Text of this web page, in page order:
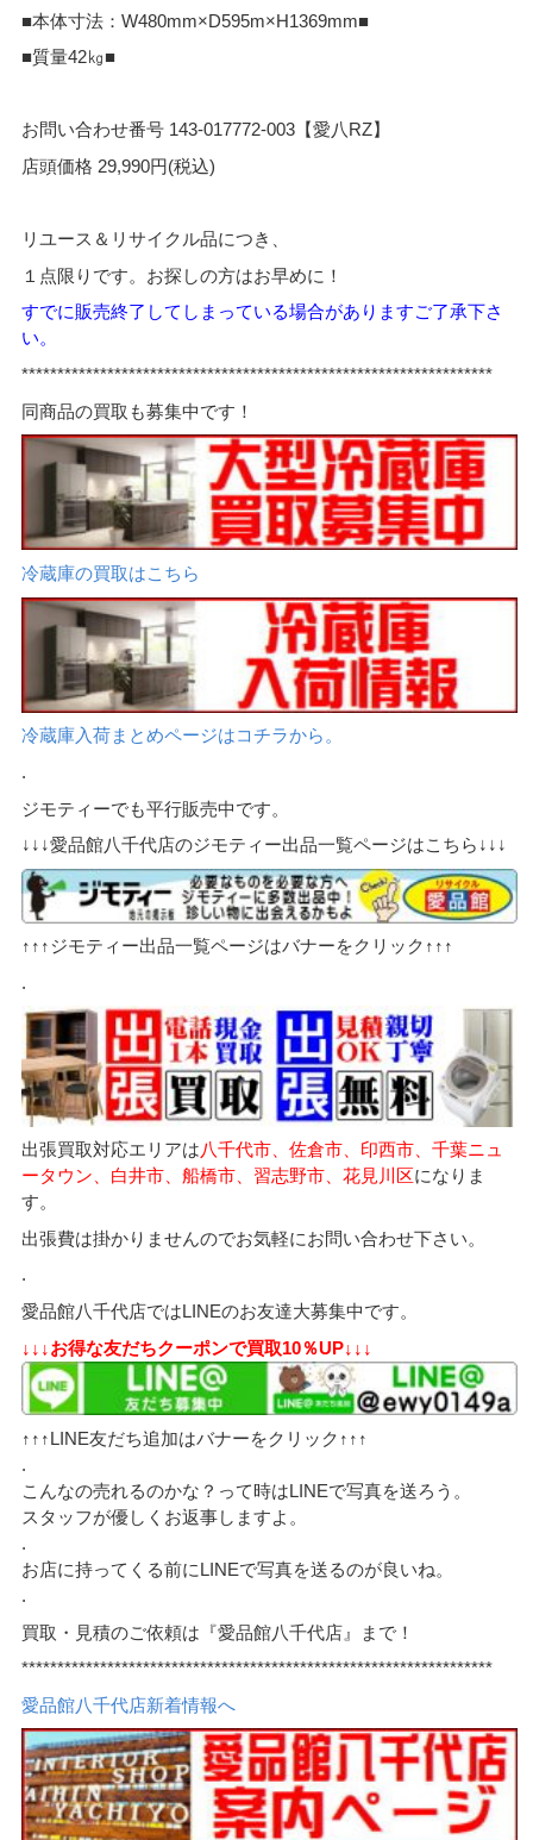
■本体寸法：W480mm×D595m×H1369mm■
■質量42㎏■
お問い合わせ番号 143-017772-003【愛八RZ】
店頭価格 29,990円(税込)
リユース＆リサイクル品につき、
１点限りです。お探しの方はお早めに！
すでに販売終了してし まっている場合がありますご了承下さ
い。
******************************************************************
同商品の買取も募集中です！
冷蔵庫の買取はこちら
冷蔵庫入荷まとめページはコチラから。
.
ジモティーでも平行販売中です。
↓↓↓愛品館八千代店のジモティー出品一覧ページはこちら↓↓↓
↑↑↑ジモティー出品一覧ページはバナーをクリック↑↑↑
.
出張買取対応エリアは八千代市、佐倉市、印西市、千葉ニュ
ータウン、白井市、船橋市、習志野市、花見川区になりま
す。
出張費は掛かりませんのでお気軽にお問い合わせ下さい。
.
愛品館八千代店ではLINEのお友達大募集中です。
↓↓↓お得な友だちクーポンで買取10％UP↓↓↓
↑↑↑LINE友だち追加はバナーをクリック↑↑↑
.
こんなの売れるのかな？って時はLINEで写真を送ろう。
スタッフが優しくお返事しますよ。
.
お店に持ってくる前にLINEで写真を送るのが良いね。
.
買取・見積のご依頼は『愛品館八千代店』まで！
******************************************************************
愛品館八千代店新着情報へ